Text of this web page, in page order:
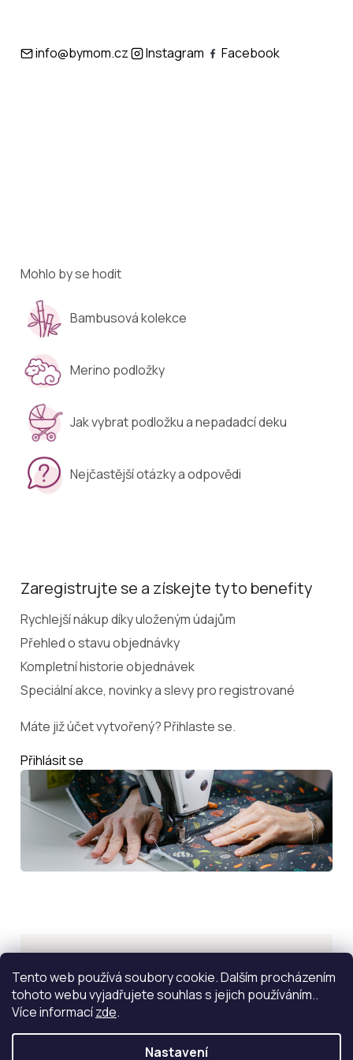
Tento web používá soubory cookie. Dalším procházením
tohoto webu vyjadřujete souhlas s jejich používáním..
Více informacízde.
Nastavení
info@bymom.cz Instagram Facebook
Mohlo by se hodit
Bambusová kolekce
Merino podložky
Jak vybrat podložku a nepadadcí deku
Nejčastější otázky a odpovědi
Zaregistrujte se a získejte tyto benefity
Rychlejší nákup díky uloženým údajům
Přehled o stavu objednávky
Kompletní historie objednávek
Speciální akce, novinky a slevy pro registrované
Máte již účet vytvořený? Přihlaste se.
Přihlásit se
Inspirace
ZOBRAZIT VÍCE